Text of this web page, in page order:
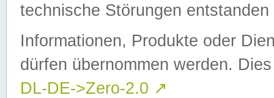
technische Störungen
Informationen, Produkte oder
dürfen übernommen werden.
DL-DE->Zero-2.0 ↗